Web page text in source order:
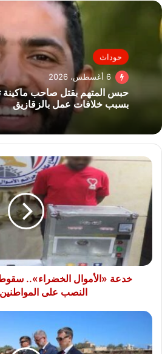
حوداث
6 أغسطس، 2026
حبس المتهم بقتل صاحب
بسبب خلافات عمل بالزقازيق
خدعة
الخضراء»..
سقوط
أجنبيين
تخصصا
في
النصب
على
المواطنينخدعة «الأموال الخضراء»..
النصب على المواطنين
إحياءً
النصر..